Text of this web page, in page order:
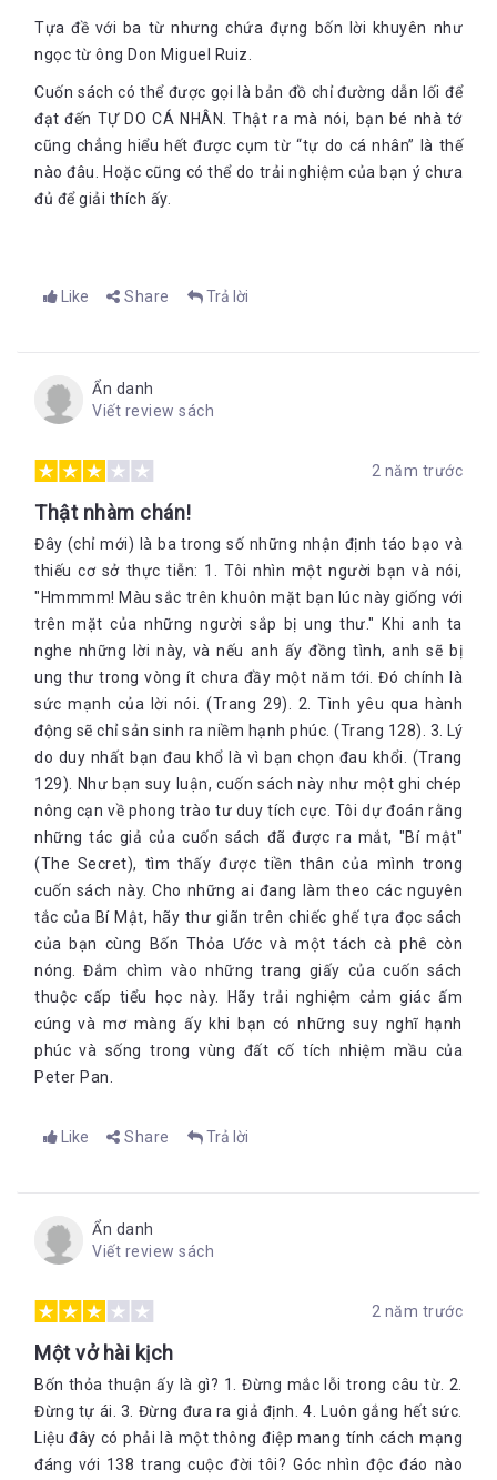
Tựa đề với ba từ nhưng chứa đựng bốn lời khuyên như
ngọc từ ông Don Miguel Ruiz.
Cuốn sách có thể được gọi là bản đồ chỉ đường dẫn lối để
đạt đến TỰ DO CÁ NHÂN. Thật ra mà nói, bạn bé nhà tớ
cũng chẳng hiểu hết được cụm từ “tự do cá nhân” là thế
nào đâu. Hoặc cũng có thể do trải nghiệm của bạn ý chưa
đủ để giải thích ấy.
Like Share Trả lời
Ẩn danh
Viết review sách
2 năm trước
Thật nhàm chán!
Đây (chỉ mới) là ba trong số những nhận định táo bạo và
thiếu cơ sở thực tiễn: 1. Tôi nhìn một người bạn và nói,
"Hmmmm! Màu sắc trên khuôn mặt bạn lúc này giống với
trên mặt của những người sắp bị ung thư." Khi anh ta
nghe những lời này, và nếu anh ấy đồng tình, anh sẽ bị
ung thư trong vòng ít chưa đầy một năm tới. Đó chính là
sức mạnh của lời nói. (Trang 29). 2. Tình yêu qua hành
động sẽ chỉ sản sinh ra niềm hạnh phúc. (Trang 128). 3. Lý
do duy nhất bạn đau khổ là vì bạn chọn đau khổi. (Trang
129). Như bạn suy luận, cuốn sách này như một ghi chép
nông cạn về phong trào tư duy tích cực. Tôi dự đoán rằng
những tác giả của cuốn sách đã được ra mắt, "Bí mật"
(The Secret), tìm thấy được tiền thân của mình trong
cuốn sách này. Cho những ai đang làm theo các nguyên
tắc của Bí Mật, hãy thư giãn trên chiếc ghế tựa đọc sách
của bạn cùng Bốn Thỏa Ước và một tách cà phê còn
nóng. Đắm chìm vào những trang giấy của cuốn sách
thuộc cấp tiểu học này. Hãy trải nghiệm cảm giác ấm
cúng và mơ màng ấy khi bạn có những suy nghĩ hạnh
phúc và sống trong vùng đất cố tích nhiệm mầu của
Peter Pan.
Like Share Trả lời
Ẩn danh
Viết review sách
2 năm trước
Một vở hài kịch
Bốn thỏa thuận ấy là gì? 1. Đừng mắc lỗi trong câu từ. 2.
Đừng tự ái. 3. Đừng đưa ra giả định. 4. Luôn gắng hết sức.
Liệu đây có phải là một thông điệp mang tính cách mạng
đáng với 138 trang cuộc đời tôi? Góc nhìn độc đáo nào